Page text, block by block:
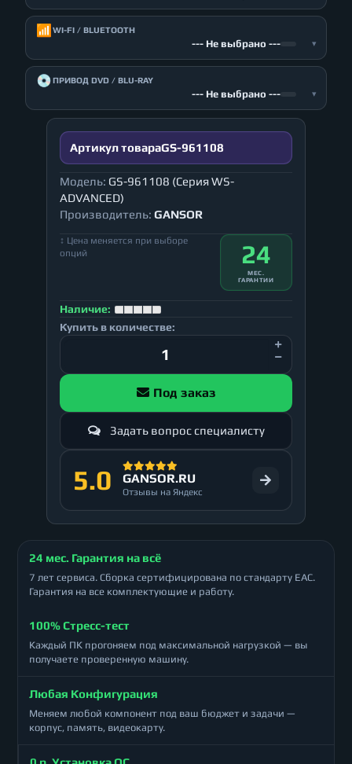
📶 WI-FI / BLUETOOTH
--- Не выбрано --- ▾
💿ПРИВОД DVD / BLU-RAY
--- Не выбрано --- ▾
Артикул товараGS-961108
Модель: GS-961108 (Серия WS-
ADVANCED)
Производитель: GANSOR
↕ Цена меняется при выборе
опций
24
МЕС.
ГАРАНТИИ
Наличие:
Купить в количестве:
Под заказ
Задать вопрос специалисту
5.0 GANSOR.RU
Отзывы на Яндекс
24 мес. Гарантия на всё
7 лет сервиса. Сборка сертифицирована по стандарту ЕАС.
Гарантия на все комплектующие и работу.
100% Стресс-тест
Каждый ПК прогоняем под максимальной нагрузкой — вы
получаете проверенную машину.
Любая Конфигурация
Меняем любой компонент под ваш бюджет и задачи —
корпус, память, видеокарту.